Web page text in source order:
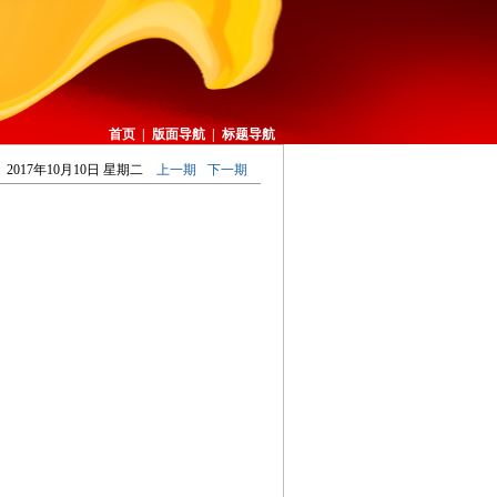
首页 版面导航 标题导航
2017年10月10日 星期二 上一期 下一期